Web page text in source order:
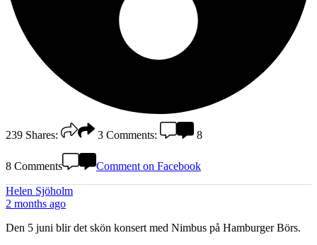
239 Shares: 3 Comments: 8
8 Comments Comment on Facebook
Helen Sjöholm
2 months ago
Den 5 juni blir det skön konsert med Nimbus på Hamburger Börs.